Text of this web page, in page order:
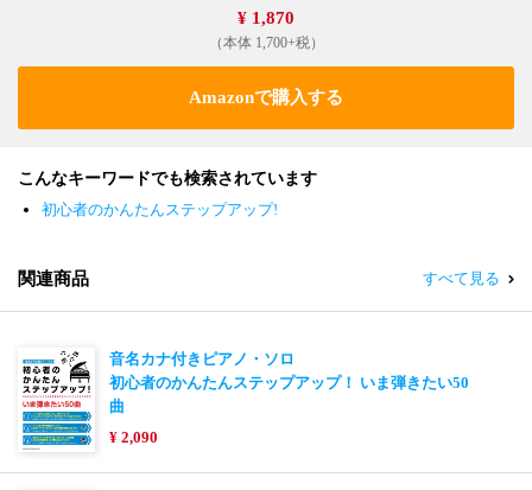
¥ 1,870
（本体 1,700+税）
Amazonで購入する
こんなキーワードでも検索されています
初心者のかんたんステップアップ!
関連商品 すべて見る
音名カナ付きピアノ・ソロ
初心者のかんたんステップアップ！ いま弾きたい50
曲
¥ 2,090